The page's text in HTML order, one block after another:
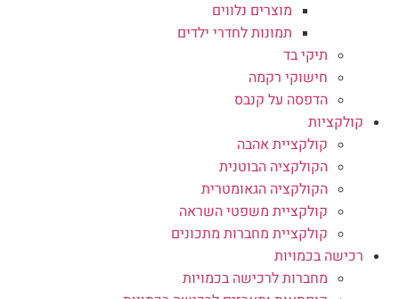
מוצרים נלווים
תמונות לחדרי ילדים
תיקי בד
חישוקי רקמה
הדפסה על קנבס
קולקציות
קולקציית אהבה
הקולקציה הבוטנית
הקולקציה הגאומטרית
קולקציית משפטי השראה
קולקציית מחברות מתכונים
רכישה בכמויות
מחברות לרכישה בכמויות